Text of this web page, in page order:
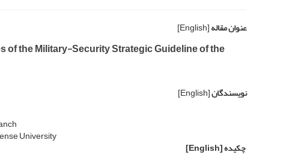
عنوان مقاله[English]
the Military-Security Strategic Guideline of the
نویسندگان[English]
University
چکیده[English]